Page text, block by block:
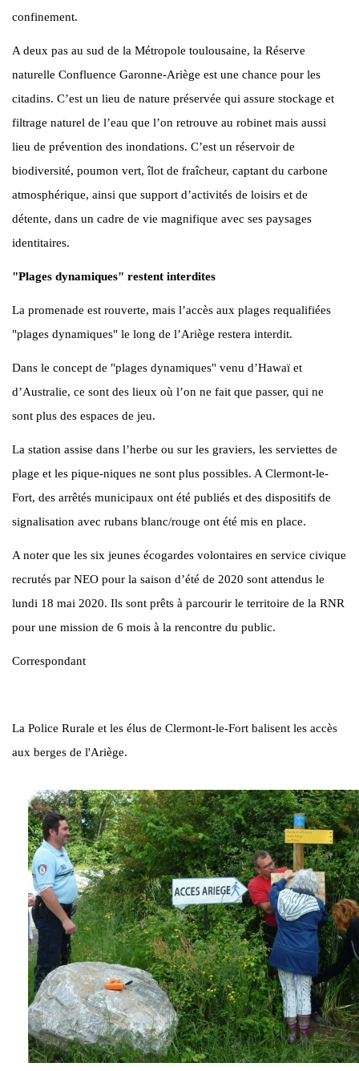
confinement.
A deux pas au sud de la Métropole toulousaine, la Réserve
naturelle Confluence Garonne-Ariège est une chance pour les
citadins. C’est un lieu de nature préservée qui assure stockage et
filtrage naturel de l’eau que l’on retrouve au robinet mais aussi
lieu de prévention des inondations. C’est un réservoir de
biodiversité, poumon vert, îlot de fraîcheur, captant du carbone
atmosphérique, ainsi que support d’activités de loisirs et de
détente, dans un cadre de vie magnifique avec ses paysages
identitaires.
"Plages dynamiques" restent interdites
La promenade est rouverte, mais l’accès aux plages requalifiées
"plages dynamiques" le long de l’Ariège restera interdit.
Dans le concept de "plages dynamiques" venu d’Hawaï et
d’Australie, ce sont des lieux où l’on ne fait que passer, qui ne
sont plus des espaces de jeu.
La station assise dans l’herbe ou sur les graviers, les serviettes de
plage et les pique-niques ne sont plus possibles. A Clermont-le-
Fort, des arrêtés municipaux ont été publiés et des dispositifs de
signalisation avec rubans blanc/rouge ont été mis en place.
A noter que les six jeunes écogardes volontaires en service civique
recrutés par NEO pour la saison d’été de 2020 sont attendus le
lundi 18 mai 2020. Ils sont prêts à parcourir le territoire de la RNR
pour une mission de 6 mois à la rencontre du public.
Correspondant
La Police Rurale et les élus de Clermont-le-Fort balisent les accès
aux berges de l'Ariège.